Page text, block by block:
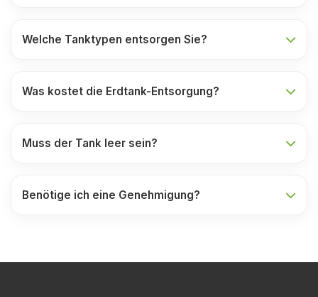
Welche Tanktypen entsorgen Sie?
Was kostet die Erdtank-Entsorgung?
Muss der Tank leer sein?
Benötige ich eine Genehmigung?